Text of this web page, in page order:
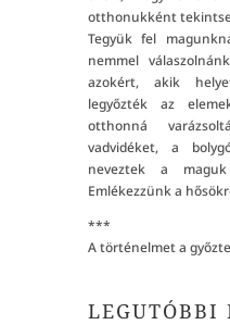
otthonukként
Tegyük fel
nemmel
azokért, akik
legyőzték az
otthonná
vadvidéket, a
neveztek a
Emlékezzünk a
***
A történelmet a
LEGUTÓBBI